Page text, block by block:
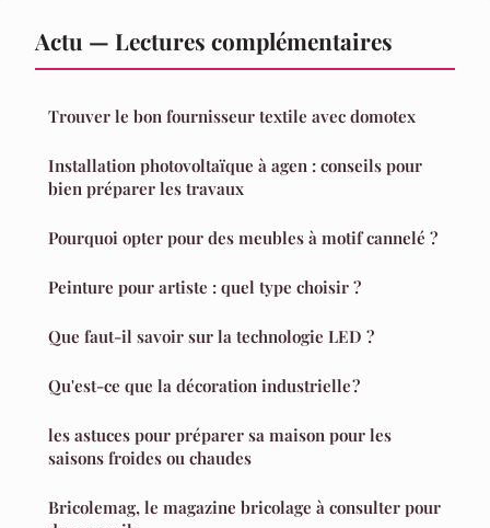
Actu — Lectures complémentaires
Trouver le bon fournisseur textile avec domotex
Installation photovoltaïque à agen : conseils pour
bien préparer les travaux
Pourquoi opter pour des meubles à motif cannelé ?
Peinture pour artiste : quel type choisir ?
Que faut-il savoir sur la technologie LED ?
Qu'est-ce que la décoration industrielle ?
les astuces pour préparer sa maison pour les
saisons froides ou chaudes
Bricolemag, le magazine bricolage à consulter pour